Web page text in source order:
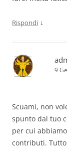
Rispondi ↓
9
Scuami, non
spunto dal tuo
per cui
contributi.